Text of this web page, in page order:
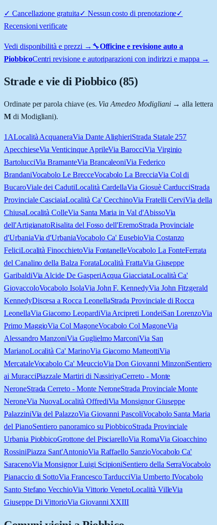
✓ Cancellazione gratuita✓ Nessun costo di prenotazione✓
Recensioni verificate
Vedi disponibilità e prezzi → 🔧Officine e revisione auto a
PiobbicoCentri revisione e autoriparazioni con indirizzi e mappa →
Strade e vie diPiobbico (85)
Ordinate per parola chiave (es. Via Amedeo Modigliani→ alla lettera
Mdi Modigliani).
1ALocalità AcquaneraVia Dante AlighieriStrada Statale 257
ApecchieseVia Venticinque AprileVia BarocciVia Virginio
BartolucciVia BramanteVia BrancaleoniVia Federico
BrandaniVocabolo Le BrecceVocabolo La BrecciaVia Col di
BucaroViale dei CadutiLocalità CardellaVia Giosuè CarducciStrada
Provinciale CasciaiaLocalità Ca' CecchinoVia Fratelli CerviVia della
ChiusaLocalità ColleVia Santa Maria in Val d'AbissoVia
dell'ArtigianatoRisalita del Fosso dell'EremoStrada Provinciale
d'UrbaniaVia d'UrbaniaVocabolo Ca' EusebioVia Costanzo
FeliciLocalità FinocchietoVia FontanelleVocabolo La FonteFerrata
del Canalino della Balza ForataLocalità FrattaVia Giuseppe
GaribaldiVia Alcide De GasperiAcqua GiacciataLocalità Ca'
GiovaccoloVocabolo IsolaVia John F. KennedyVia John Fitzgerald
KennedyDiscesa a Rocca LeonellaStrada Provinciale di Rocca
LeonellaVia Giacomo LeopardiVia Arcipreti LondeiSan LorenzoVia
Primo MaggioVia Col MagoneVocabolo Col MagoneVia
Alessandro ManzoniVia Guglielmo MarconiVia San
MarianoLocalità Ca' MarinoVia Giacomo MatteottiVia
MercataleVocabolo Ca' MeuccioVia Don Giovanni MinzoniSentiero
ai MuracciPiazzale Martiri di NassiriyaCerreto - Monte
NeroneStrada Cerreto - Monte NeroneStrada Provinciale Monte
NeroneVia NuovaLocalità OffrediVia Monsignor Giuseppe
PalazziniVia del PalazzoVia Giovanni PascoliVocabolo Santa Maria
del PianoSentiero panoramico su PiobbicoStrada Provinciale
Urbania PiobbicoGrottone del PisciarelloVia RomaVia Gioacchino
RossiniPiazza Sant'AntonioVia Raffaello SanzioVocabolo Ca'
SaracenoVia Monsignor Luigi ScipioniSentiero della SerraVocabolo
Pianaccio di SottoVia Francesco TarducciVia Umberto IVocabolo
Santo Stefano VecchioVia Vittorio VenetoLocalità VilleVia
Giuseppe Di VittorioVia Giovanni XXIII